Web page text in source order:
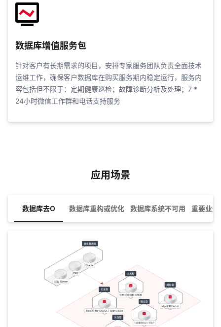
数据库增值服务包
针对客户有长期需求的项目，安排专家服务团队负责全面技术
运维工作，确保客户数据库在购买服务期内稳定运行，服务内
容包括但不限于：定期健康巡检；故障诊断分析及处理；7 *
24小时微信工作群和电话支持服务
应用场景
数据库去O 数据库重构或优化 数据库系统不可用 重要业务